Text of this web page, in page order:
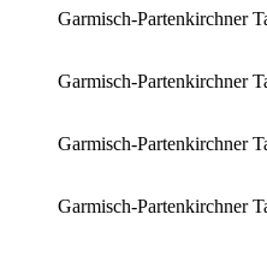
Garmisch-Partenkirchner
Garmisch-Partenkirchner
Garmisch-Partenkirchner
Garmisch-Partenkirchner